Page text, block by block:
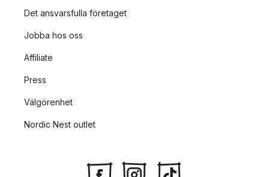
Det ansvarsfulla företaget
Jobba hos oss
Affiliate
Press
Välgörenhet
Nordic Nest outlet